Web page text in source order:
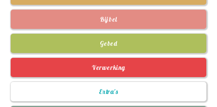
Bijbel
Gebed
Verwerking
Extra's